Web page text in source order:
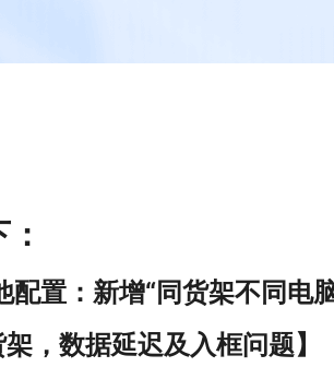
置：新增“同货架不同电
，数据延迟及入框问题】